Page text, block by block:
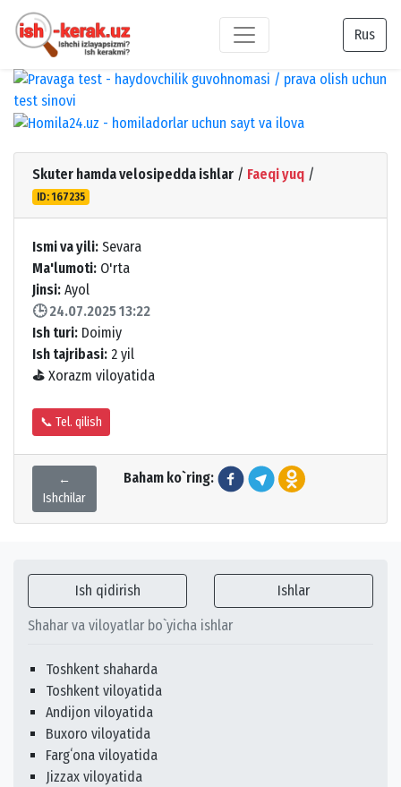
Rus
Skuter hamda velosipedda ishlar / Faeqi yuq /
ID: 167235
Ismi va yili: Sevara
Ma'lumoti: O'rta
Jinsi: Ayol
🕒 24.07.2025 13:22
Ish turi: Doimiy
Ish tajribasi: 2 yil
⛳ Xorazm viloyatida
📞 Tel. qilish
←
Ishchilar
Baham ko`ring:
Ish qidirish Ishlar
Shahar va viloyatlar bo`yicha ishlar
Toshkent shaharda
Toshkent viloyatida
Andijon viloyatida
Buxoro viloyatida
Fargʻona viloyatida
Jizzax viloyatida